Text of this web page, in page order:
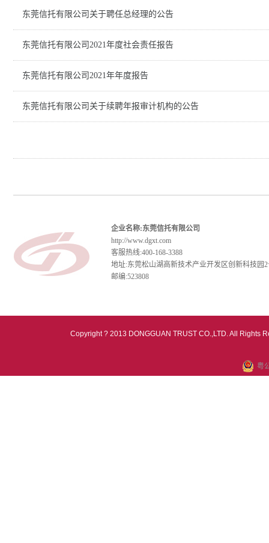
东莞信托有限公司关于聘任总经理的公告
东莞信托有限公司2021年度社会责任报告
东莞信托有限公司2021年年度报告
东莞信托有限公司关于续聘年报审计机构的公告
企业名称:东莞信托有限公司
http://www.dgxt.com
客服热线:400-168-3388
地址:东莞松山湖高新技术产业开发区创新科技园
邮编:523808
Copyright ? 2013 DONGGUAN TRUST CO.,LTD. All Rights
粤